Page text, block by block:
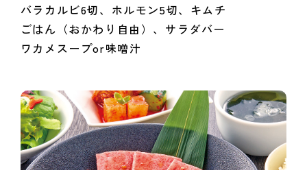
バラカルビ6切、ホルモン5切、キムチ
ごはん（おかわり自由）、サラダバー
ワカメスープor味噌汁